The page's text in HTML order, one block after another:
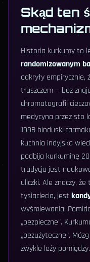
Skąd ten
Historia kurkumy to
randomizowanym
odkryły empirycznie,
tłuszczem — bez
chromatografii
medycyna przez sto
1998 hinduski
kuchnia indyjska
podbija kurkuminę
tradycja jest
uliczki. Ale znaczy,
tysiąclecia, jest
wyśmiewania.
„bezpieczne”.
„bezużyteczne”.
zwykle leży pomiędzy.